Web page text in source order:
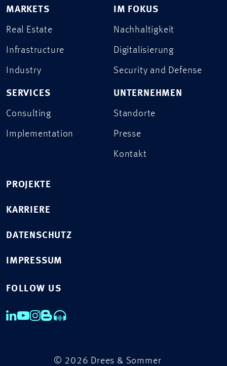
MARKETS
Real Estate
Infrastructure
Industry
SERVICES
Consulting
Implementation
IM FOKUS
Nachhaltigkeit
Digitalisierung
Security and Defense
UNTERNEHMEN
Standorte
Presse
Kontakt
PROJEKTE
KARRIERE
DATENSCHUTZ
IMPRESSUM
FOLLOW US
© 2026 Drees & Sommer